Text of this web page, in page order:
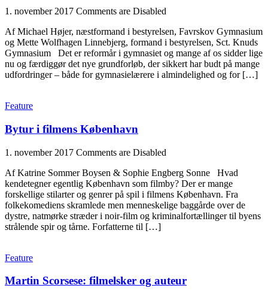
1. november 2017 Comments are Disabled
Af Michael Højer, næstformand i bestyrelsen, Favrskov Gymnasium
og Mette Wolfhagen Linnebjerg, formand i bestyrelsen, Sct. Knuds
Gymnasium Det er reformår i gymnasiet og mange af os sidder lige
nu og færdiggør det nye grundforløb, der sikkert har budt på mange
udfordringer – både for gymnasielærere i almindelighed og for […]
Feature
Bytur i filmens København
1. november 2017 Comments are Disabled
Af Katrine Sommer Boysen & Sophie Engberg Sonne Hvad
kendetegner egentlig København som filmby? Der er mange
forskellige stilarter og genrer på spil i filmens København. Fra
folkekomediens skramlede men menneskelige baggårde over de
dystre, natmørke stræder i noir-film og kriminalfortællinger til byens
strålende spir og tårne. Forfatterne til […]
Feature
Martin Scorsese: filmelsker og auteur